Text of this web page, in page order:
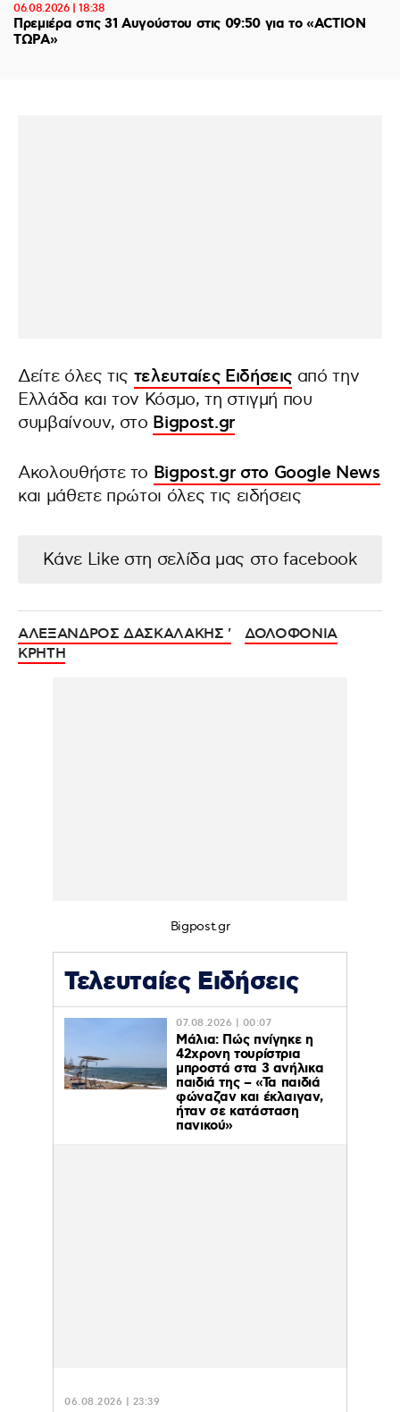
06.08.2026 | 18:38
Πρεμιέρα στις 31 Αυγούστου στις 09:50 για το «ACTION
ΤΩΡΑ»
Δείτε όλες τις τελευταίες Ειδήσεις από την
Ελλάδα και τον Κόσμο, τη στιγμή που
συμβαίνουν, στο Bigpost.gr
Ακολουθήστε το Bigpost.gr στο Google News
και μάθετε πρώτοι όλες τις ειδήσεις
Κάνε Like στη σελίδα μας στο facebook
ΑΛΕΞΑΝΔΡΟΣ ΔΑΣΚΑΛΑΚΗΣ '
ΔΟΛΟΦΟΝΙΑ
ΚΡΗΤΗ
Bigpost.gr
Τελευταίες Ειδήσεις
07.08.2026 | 00:07
Μάλια: Πώς πνίγηκε η
42χρονη τουρίστρια
μπροστά στα 3 ανήλικα
παιδιά της – «Τα παιδιά
φώναζαν και έκλαιγαν,
ήταν σε κατάσταση
πανικού»
06.08.2026 | 23:39